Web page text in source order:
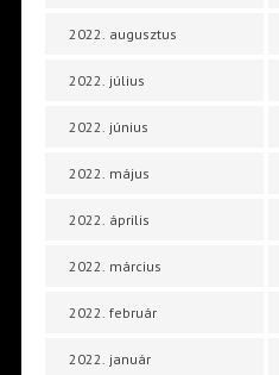
2022. augusztus
2022. július
2022. június
2022. május
2022. április
2022. március
2022. február
2022. január